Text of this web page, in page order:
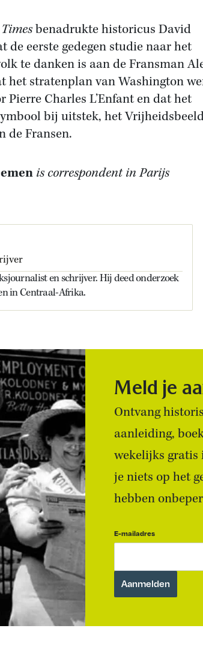
benadrukte historicus David
de eerste gedegen studie naar het
te danken is aan de Fransman
het stratenplan van Washington
Pierre Charles L’Enfant en dat het
bij uitstek, het
de Fransen.
is correspondent in Parijs
en schrijver. Hij deed onderzoek
in Centraal-Afrika.
Meld je
Ontvang
aanleiding,
wekelijks gratis
je niets op het
hebben
E-mailadres